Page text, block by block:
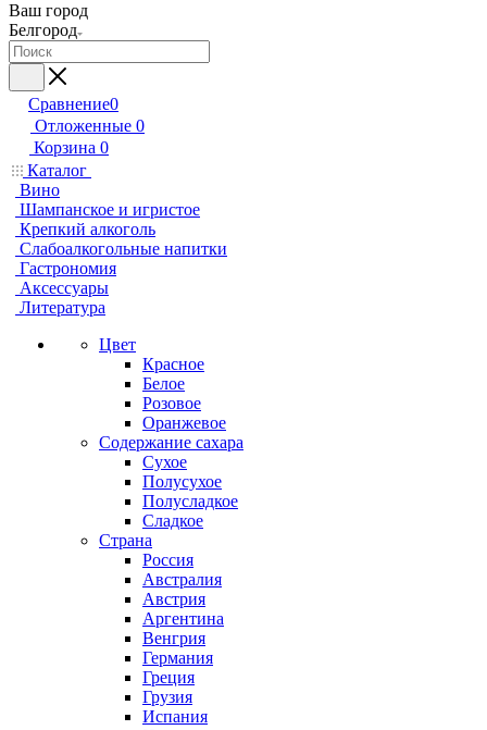
Ваш город
Белгород
Сравнение0
Отложенные 0
Корзина 0
Каталог
Вино
Шампанское и игристое
Крепкий алкоголь
Слабоалкогольные напитки
Гастрономия
Аксессуары
Литература
Цвет
Красное
Белое
Розовое
Оранжевое
Содержание сахара
Сухое
Полусухое
Полусладкое
Сладкое
Страна
Россия
Австралия
Австрия
Аргентина
Венгрия
Германия
Греция
Грузия
Испания